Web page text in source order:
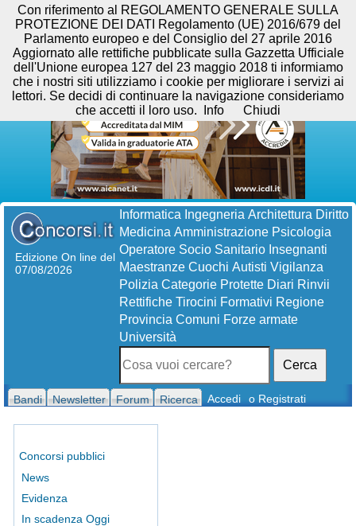
Edizione On line del
07/08/2026
Informatica Ingegneria Architettura Diritto
Medicina Amministrazione Psicologia
Operatore Socio Sanitario Insegnanti
Maestranze Cuochi Autisti Vigilanza
Polizia Categorie Protette Diari Rinvii
Rettifiche Tirocini Formativi Regione
Provincia Comuni Forze armate
Università
Cerca
Bandi Newsletter Forum Ricerca Accedi o Registrati
Concorsi pubblici
News
Evidenza
In scadenza Oggi
Con riferimento al REGOLAMENTO GENERALE SULLA
PROTEZIONE DEI DATI Regolamento (UE) 2016/679 del
Parlamento europeo e del Consiglio del 27 aprile 2016
Aggiornato alle rettifiche pubblicate sulla Gazzetta Ufficiale
dell'Unione europea 127 del 23 maggio 2018 ti informiamo
che i nostri siti utilizziamo i cookie per migliorare i servizi ai
lettori. Se decidi di continuare la navigazione consideriamo
che accetti il loro uso.
Info Chiudi